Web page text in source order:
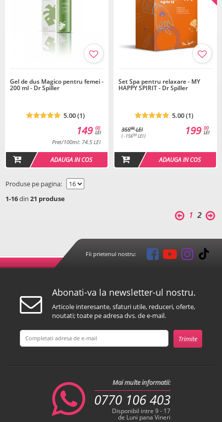
Gel de dus Magico pentru femei -
200 ml - Dr Spiller
5.00 (1)
00
LEI
149
Pret/100ml: 74.5 LEI
ADAUGA IN COS
Set Spa pentru relaxare - MY
HAPPY SPIRIT - Dr Spiller
5.00 (1)
35500LEI
( -15600 LEI )
00
LEI
199
ADAUGA IN COS
Produse pe pagina:
1-16din 21 produse
1 2
Fii prietenul nostru:
Abonati-va la newsletter-ul nostru.
Articole interesante, sfaturi utile, reduceri, oferte,
noutati; toate pe adresa dvs. de e-mail.
Mai multe informatii:
0770 106 403
Disponibil intre 9 - 17
de Luni pana Vineri